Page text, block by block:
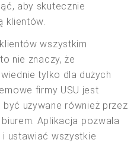
aby skutecznie
klientów.
wszystkim
nie znaczy, że
tylko dla dużych
firmy USU jest
używane również przez
Aplikacja pozwala
ustawiać wszystkie